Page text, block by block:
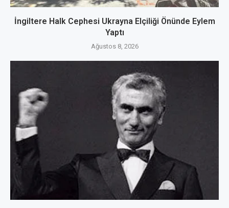
İngiltere Halk Cephesi Ukrayna Elçiliği Önünde Eylem
Yaptı
Ağustos 8, 2026